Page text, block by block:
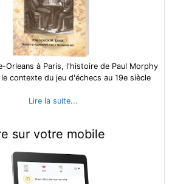
Orleans à Paris, l'histoire de Paul Morphy
contexte du jeu d'échecs au 19e siècle
Lire la suite...
sur votre mobile